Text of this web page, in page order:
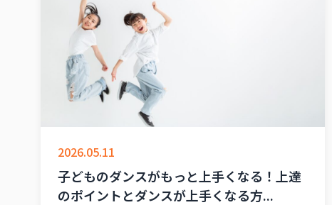
2026.05.11
子どものダンスがもっと上手くなる！上達
のポイントとダンスが上手くなる方...